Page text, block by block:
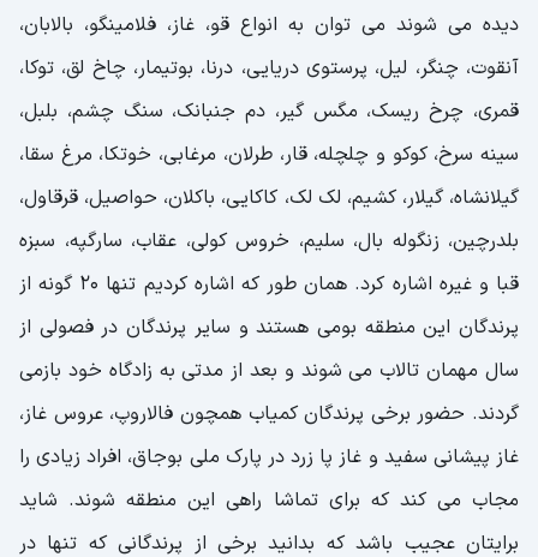
دیده می شوند می توان به انواع قو، غاز، فلامینگو، بالابان،
آنقوت، چنگر، لیل، پرستوی دریایی، درنا، بوتیمار، چاخ ‌لق، توکا،
قمری، چرخ ریسک، مگس‌ گیر، دم جنبانک، سنگ چشم، بلبل،
سینه سرخ، کوکو و چلچله، قار، طرلان، مرغابی، خوتکا، مرغ سقا،
گیلانشاه، گیلار، کشیم، لک ‌لک، کاکایی، باکلان، حواصیل، قرقاول،
بلدرچین، زنگوله بال، سلیم، خروس کولی، عقاب، سارگپه، سبزه
قبا و غیره اشاره کرد. همان طور که اشاره کردیم تنها 20 گونه از
پرندگان این منطقه بومی هستند و سایر پرندگان در فصولی از
سال مهمان تالاب می شوند و بعد از مدتی به زادگاه خود بازمی
گردند. حضور برخی پرندگان کمیاب همچون فالاروپ، عروس غاز،
غاز پیشانی سفید و غاز پا زرد در پارک ملی بوجاق، افراد زیادی را
مجاب می کند که برای تماشا راهی این منطقه شوند. شاید
برایتان عجیب باشد که بدانید برخی از پرندگانی که تنها در